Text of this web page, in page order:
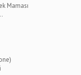
Maması